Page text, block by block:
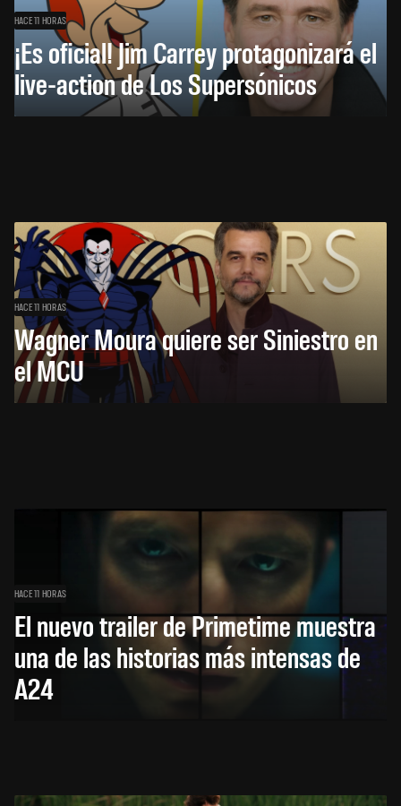
HACE 11 HORAS
¡Es oficial! Jim Carrey protagonizará el
live-action de Los Supersónicos
HACE 11 HORAS
Wagner Moura quiere ser Siniestro en
el MCU
HACE 11 HORAS
El nuevo trailer de Primetime muestra
una de las historias más intensas de
A24